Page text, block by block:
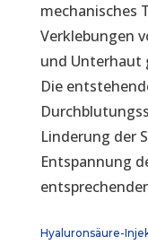
mechanisches
Verklebungen
und Unterhaut
Die
Linderung der
Entspannung
Hyaluronsäure-